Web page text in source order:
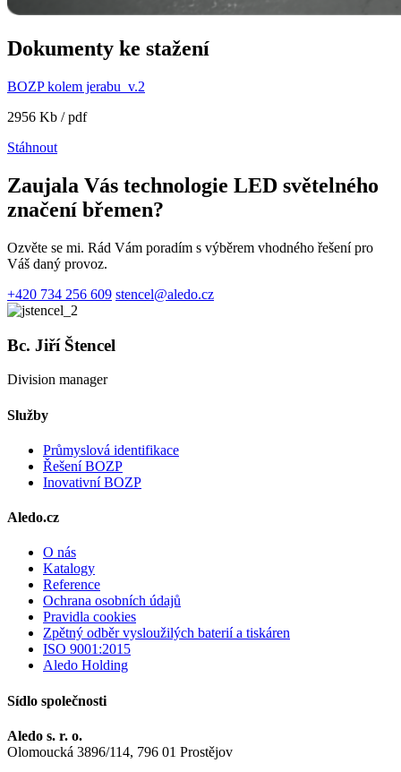
Dokumenty ke stažení
BOZP kolem jerabu_v.2
2956 Kb / pdf
Stáhnout
Zaujala Vás technologie LED světelného
značení břemen?
Ozvěte se mi. Rád Vám poradím s výběrem vhodného řešení pro
Váš daný provoz.
+420 734 256 609 stencel@aledo.cz
Bc. Jiří Štencel
Division manager
Služby
Průmyslová identifikace
Řešení BOZP
Inovativní BOZP
Aledo.cz
O nás
Katalogy
Reference
Ochrana osobních údajů
Pravidla cookies
Zpětný odběr vysloužilých baterií a tiskáren
ISO 9001:2015
Aledo Holding
Sídlo společnosti
Aledo s. r. o.
Olomoucká 3896/114, 796 01 Prostějov